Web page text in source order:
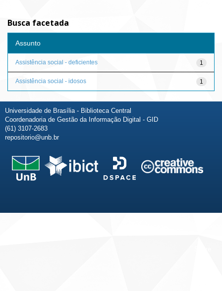
Busca facetada
Assunto
1
Assistência social - deficientes
1
Assistência social - idosos
Universidade de Brasília - Biblioteca Central
Coordenadoria de Gestão da Informação Digital - GID
(61) 3107-2683
repositorio@unb.br